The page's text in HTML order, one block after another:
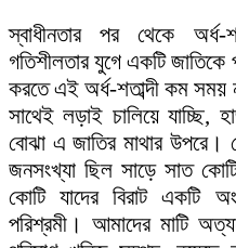
স্বাধীনতার পর থেকে অর্ধ-
গতিশীলতার যুগে একটি
করতে এই অর্ধ-শতাব্দী কম
সাথেই লড়াই চালিয়ে যাচ্ছি,
বোঝা এ জাতির মাথার উপরে।
জনসংখ্যা ছিল সাড়ে সাত
কোটি যাদের বিরাট একটি
পরিশ্রমী। আমাদের মাটি